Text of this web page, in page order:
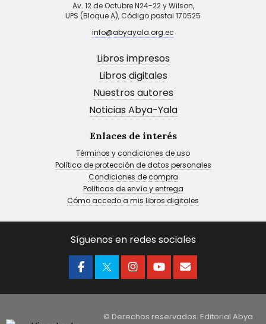
Av. 12 de Octubre N24-22 y Wilson,
UPS (Bloque A), Código postal 170525
info@abyayala.org.ec
Libros impresos
Libros digitales
Nuestros autores
Noticias Abya-Yala
Enlaces de interés
Términos y condiciones de uso
Política de protección de datos personales
Condiciones de compra
Políticas de envío y entrega
Cómo accedo a mis libros digitales
Síguenos en redes sociales
© Derechos reservados. Editorial Abya